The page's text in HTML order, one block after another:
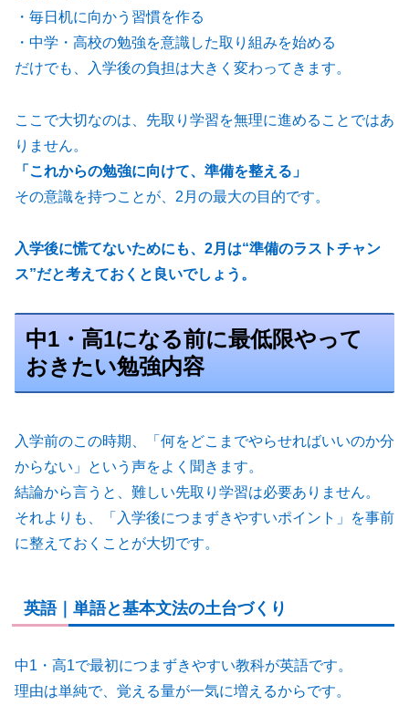
・毎日机に向かう習慣を作る
・中学・高校の勉強を意識した取り組みを始める
だけでも、入学後の負担は大きく変わってきます。
ここで大切なのは、先取り学習を無理に進めることではあ
りません。
「これからの勉強に向けて、準備を整える」
その意識を持つことが、2月の最大の目的です。
入学後に慌てないためにも、2月は“準備のラストチャン
ス”だと考えておくと良いでしょう。
中1・高1になる前に最低限やって
おきたい勉強内容
入学前のこの時期、「何をどこまでやらせればいいのか分
からない」という声をよく聞きます。
結論から言うと、難しい先取り学習は必要ありません。
それよりも、「入学後につまずきやすいポイント」を事前
に整えておくことが大切です。
英語｜単語と基本文法の土台づくり
中1・高1で最初につまずきやすい教科が英語です。
理由は単純で、覚える量が一気に増えるからです。